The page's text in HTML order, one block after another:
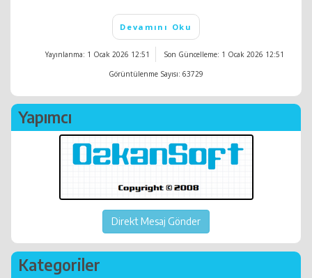
Devamını Oku
Yayınlanma: 1 Ocak 2026 12:51
Son Güncelleme: 1 Ocak 2026 12:51
Görüntülenme Sayısı: 63729
Yapımcı
Direkt Mesaj Gönder
Kategoriler